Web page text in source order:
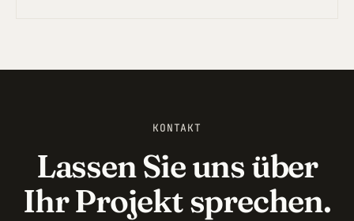
KONTAKT
Lassen Sie uns über
Ihr Projekt sprechen.